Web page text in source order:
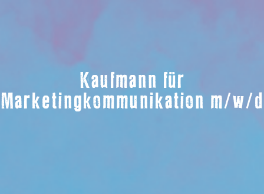
Kaufmann für
Marketingkommunikation m/w/d